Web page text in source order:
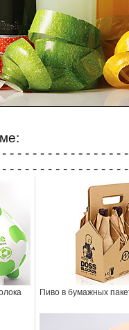
- - - - - - - - - - - - - - -
- - - - - - - - - - - - - - -
Пиво в бумажных